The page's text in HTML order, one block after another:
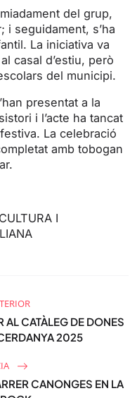
s
e
n
del grup,
i seguidament, s’ha
La iniciativa va
casal d’estiu, però
del municipi.
presentat a la
i l’acte ha tancat
La celebració
amb tobogan
I
CATÀLEG DE DONES
2025
CANONGES EN LA